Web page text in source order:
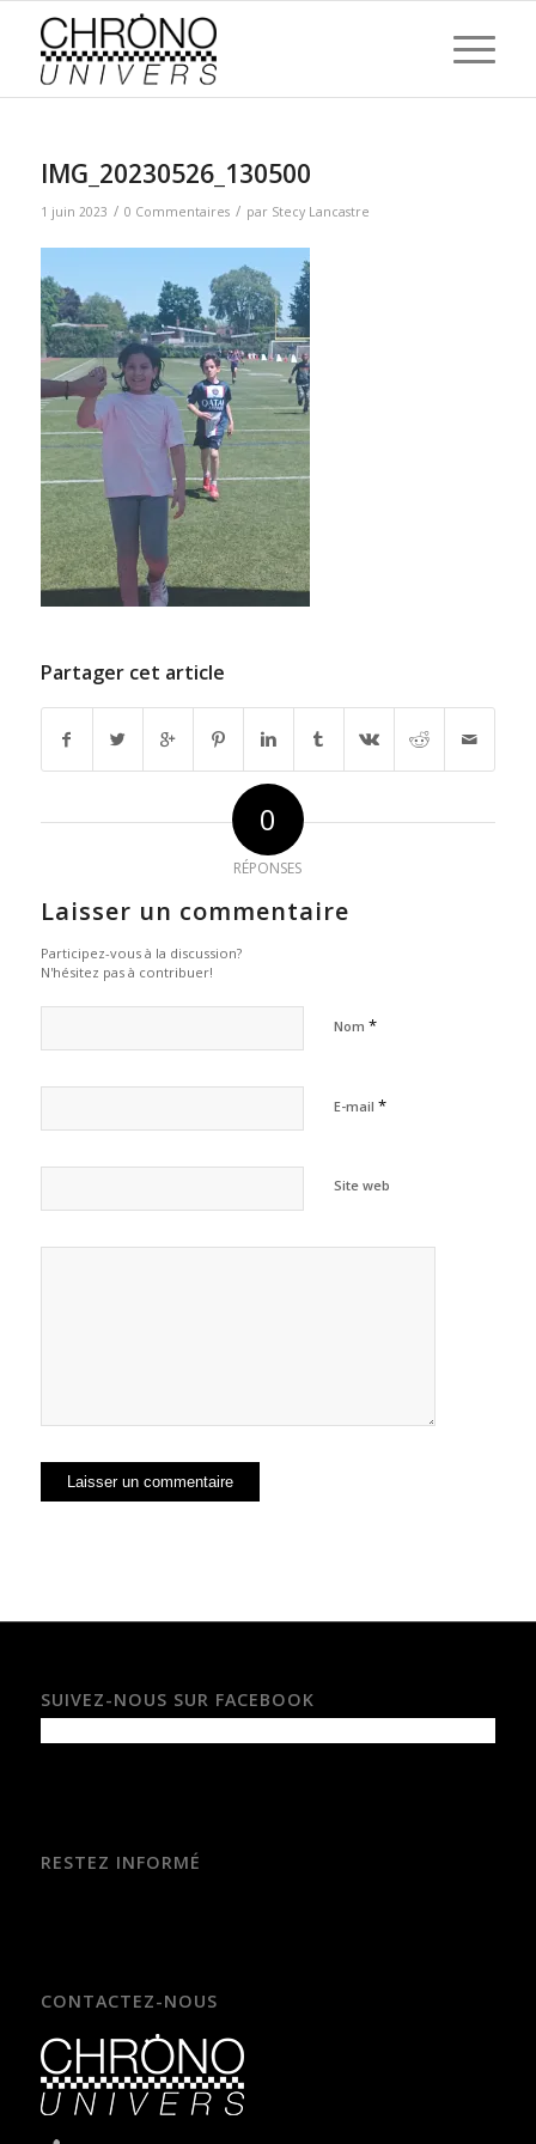
IMG_20230526_130500
1 juin 2023 / 0 Commentaires / par Stecy Lancastre
Partager cet article
0
RÉPONSES
Laisser un commentaire
Participez-vous à la discussion?
N'hésitez pas à contribuer!
Nom *
E-mail *
Site web
SUIVEZ-NOUS SUR FACEBOOK
RESTEZ INFORMÉ
CONTACTEZ-NOUS